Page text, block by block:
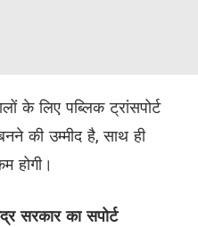
के लिए पब्लिक ट्रांसपोर्ट
की उम्मीद है, साथ ही
होगी।
सरकार का सपोर्ट